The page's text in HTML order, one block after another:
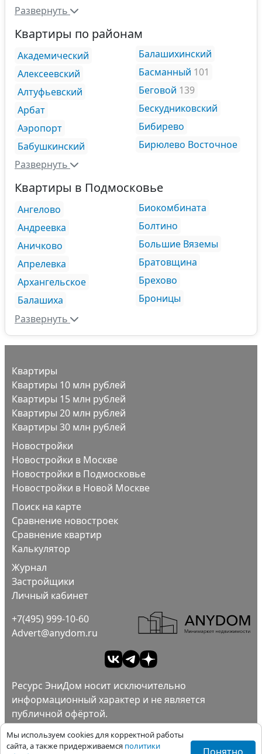
Мы используем cookies для корректной работы
сайта, а также придерживаемся политики
Развернуть
Квартиры по районам
Академический
Алексеевский
Алтуфьевский
Арбат
Аэропорт
Бабушкинский
Балашихинский
Басманный 101
Беговой 139
Бескудниковский
Бибирево
Бирюлево Восточное
Развернуть
Квартиры в Подмосковье
Ангелово
Андреевка
Аничково
Апрелевка
Архангельское
Балашиха
Биокомбината
Болтино
Большие Вяземы
Братовщина
Брехово
Броницы
Развернуть
Квартиры
Квартиры 10 млн рублей
Квартиры 15 млн рублей
Квартиры 20 млн рублей
Квартиры 30 млн рублей
Новостройки
Новостройки в Москве
Новостройки в Подмосковье
Новостройки в Новой Москве
Поиск на карте
Сравнение новостроек
Сравнение квартир
Калькулятор
Журнал
Застройщики
Личный кабинет
+7(495) 999-10-60
Advert@anydom.ru
Ресурс ЭниДом носит исключительно
информационный характер и не является
публичной офёртой.
Пользовательское соглашение.
Политика конфиденциальности.